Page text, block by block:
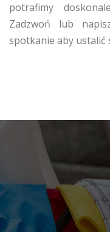
potrafimy
Zadzwoń lub
spotkanie aby ustalić